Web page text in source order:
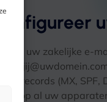
Configureer
Creëer uw zakelijke e-
DNS-records (MX,
mail op al uw